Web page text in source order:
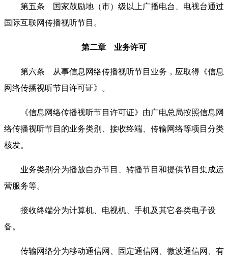
第五条 国家鼓励地（市）级以上广播电台、电视台通过
国际互联网传播视听节目。
第二章 业务许可
第六条 从事信息网络传播视听节目业务，应取得《信息
网络传播视听节目许可证》。
《信息网络传播视听节目许可证》由广电总局按照信息网
络传播视听节目的业务类别、接收终端、传输网络等项目分类
核发。
业务类别分为播放自办节目、转播节目和提供节目集成运
营服务等。
接收终端分为计算机、电视机、手机及其它各类电子设
备。
传输网络分为移动通信网、固定通信网、微波通信网、有